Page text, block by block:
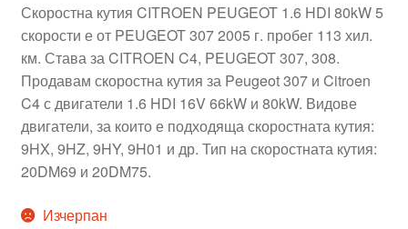
Скоростна кутия CITROEN PEUGEOT 1.6 HDI 80kW 5
скорости е от PEUGEOT 307 2005 г. пробег 113 хил.
км. Става за CITROEN C4, PEUGEOT 307, 308.
Продавам скоростна кутия за Peugeot 307 и Citroen
C4 с двигатели 1.6 HDI 16V 66kW и 80kW. Видове
двигатели, за които е подходяща скоростната кутия:
9HX, 9HZ, 9HY, 9H01 и др. Тип на скоростната кутия:
20DM69 и 20DM75.
Изчерпан